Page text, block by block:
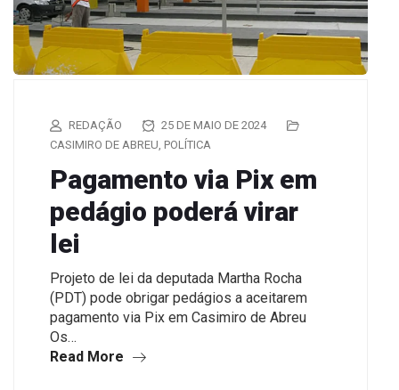
REDAÇÃO
25 DE MAIO DE 2024
CASIMIRO DE ABREU POLÍTICA
Pagamento via Pix em
pedágio poderá virar
lei
Projeto de lei da deputada Martha Rocha
(PDT) pode obrigar pedágios a aceitarem
pagamento via Pix em Casimiro de Abreu
Os…
Read More